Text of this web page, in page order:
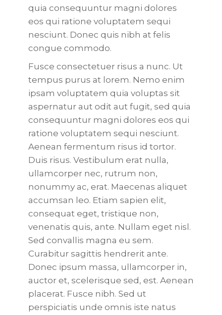
quia consequuntur magni dolores
eos qui ratione voluptatem sequi
nesciunt. Donec quis nibh at felis
congue commodo.
Fusce consectetuer risus a nunc. Ut
tempus purus at lorem. Nemo enim
ipsam voluptatem quia voluptas sit
aspernatur aut odit aut fugit, sed quia
consequuntur magni dolores eos qui
ratione voluptatem sequi nesciunt.
Aenean fermentum risus id tortor.
Duis risus. Vestibulum erat nulla,
ullamcorper nec, rutrum non,
nonummy ac, erat. Maecenas aliquet
accumsan leo. Etiam sapien elit,
consequat eget, tristique non,
venenatis quis, ante. Nullam eget nisl.
Sed convallis magna eu sem.
Curabitur sagittis hendrerit ante.
Donec ipsum massa, ullamcorper in,
auctor et, scelerisque sed, est. Aenean
placerat. Fusce nibh. Sed ut
perspiciatis unde omnis iste natus